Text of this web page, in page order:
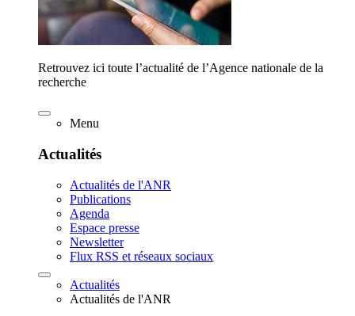
Retrouvez ici toute l’actualité de l’Agence nationale de la
recherche
Menu
Actualités
Actualités de l'ANR
Publications
Agenda
Espace presse
Newsletter
Flux RSS et réseaux sociaux
Actualités
Actualités de l'ANR